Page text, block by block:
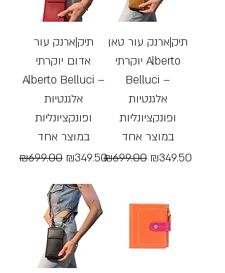
תיק|ארנק עור
אדום יוקרתי
Alberto Belluci –
אלגנטיות
ופונקציונליות
במוצר אחד
Regular Price
₪699.00 Sale Price
₪349.50
תיק|ארנק עור טאן
יוקרתי Alberto
Belluci –
אלגנטיות
ופונקציונליות
במוצר אחד
Regular Price
₪699.00 Sale Price
₪349.50